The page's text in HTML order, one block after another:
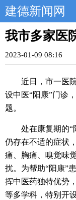
建德新闻网
我市多家医
2023-01-09 08:16
近日，市一医
设中医“阳康”门诊
题。
处在康复期的“
仍存在不适的症状
痛、胸痛、嗅觉味
扰。为帮助“阳康”
挥中医药独特优势
等多学科，特别开